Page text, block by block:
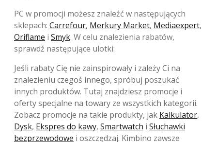
PC w promocji możesz znaleźć w następujących
sklepach: Carrefour, Merkury Market, Mediaexpert,
Oriflame i Smyk. W celu znalezienia rabatów,
sprawdź następujące ulotki:
Jeśli rabaty Cię nie zainspirowały i zależy Ci na
znalezieniu czegoś innego, spróbuj poszukać
innych produktów. Tutaj znajdziesz promocje i
oferty specjalne na towary ze wszystkich kategorii.
Zobacz promocje na takie produkty, jak Kalkulator,
Dysk, Ekspres do kawy, Smartwatch i Słuchawki
bezprzewodowe i oszczędzaj. Kimbino zawsze